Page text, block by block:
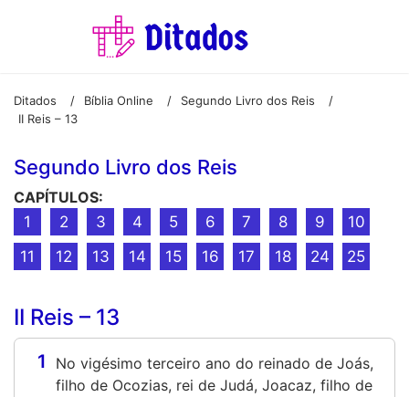
Ditados / Bíblia Online / Segundo Livro dos Reis
/
II Reis – 13
Segundo Livro dos Reis
CAPÍTULOS:
1
2 3 4 5 6 7 8 9
10
11
12 13 14 15 16 17 18 24 25
II Reis – 13
1
No vigésimo terceiro ano do reinado de Joás,
filho de Ocozias, rei de Judá, Joacaz, filho de